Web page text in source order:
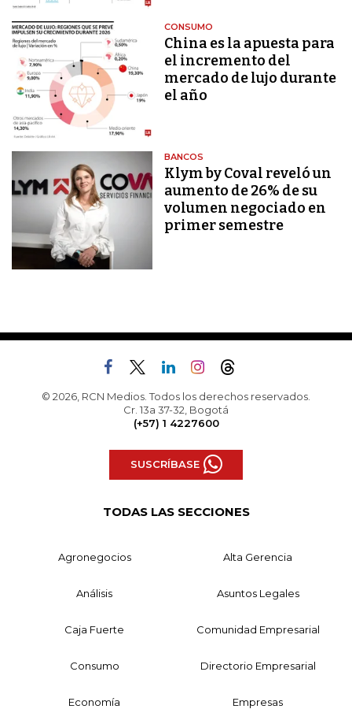
CONSUMO
China es la apuesta para
el incremento del
mercado de lujo durante
el año
BANCOS
Klym by Coval reveló un
aumento de 26% de su
volumen negociado en
primer semestre
© 2026, RCN Medios. Todos los derechos reservados.
Cr. 13a 37-32, Bogotá
(+57) 1 4227600
SUSCRÍBASE
TODAS LAS SECCIONES
Agronegocios Alta Gerencia
Análisis Asuntos Legales
Caja Fuerte Comunidad Empresarial
Consumo Directorio Empresarial
Economía Empresas